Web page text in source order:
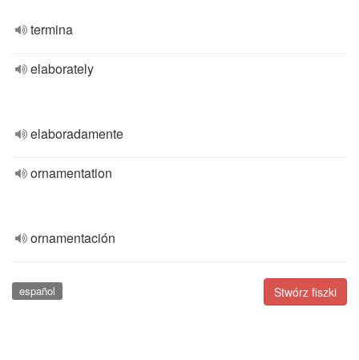
termina
elaborately
elaboradamente
ornamentation
ornamentación
Stwórz fiszki
español